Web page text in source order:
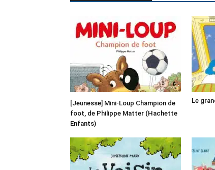
[Jeunesse] Mini-Loup Champion de
foot, de Philippe Matter (Hachette
Enfants)
Le